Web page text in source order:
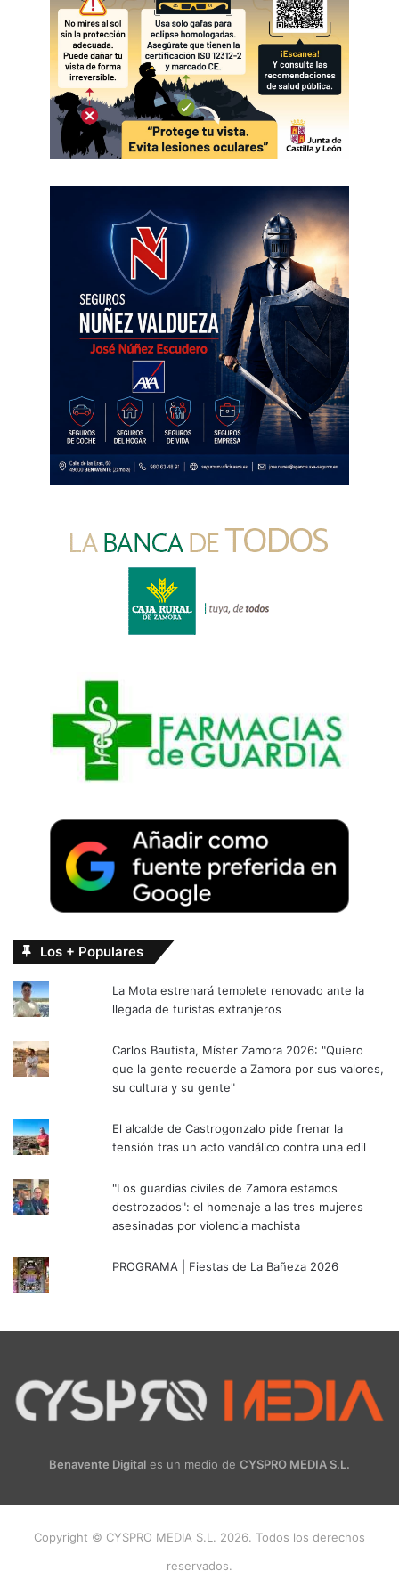
Los + Populares
La Mota estrenará templete renovado ante la
llegada de turistas extranjeros
Carlos Bautista, Míster Zamora 2026: "Quiero
que la gente recuerde a Zamora por sus valores,
su cultura y su gente"
El alcalde de Castrogonzalo pide frenar la
tensión tras un acto vandálico contra una edil
"Los guardias civiles de Zamora estamos
destrozados": el homenaje a las tres mujeres
asesinadas por violencia machista
PROGRAMA | Fiestas de La Bañeza 2026
Benavente Digital es un medio de CYSPRO MEDIA S.L.
Copyright © CYSPRO MEDIA S.L. 2026. Todos los derechos
reservados.